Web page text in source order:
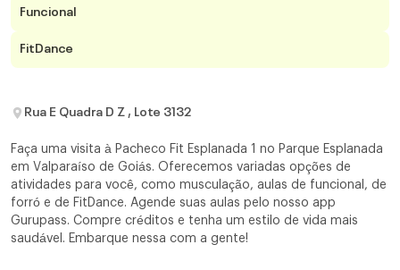
Funcional
FitDance
Rua E Quadra D Z , Lote 3132
Faça uma visita à Pacheco Fit Esplanada 1 no Parque Esplanada
em Valparaíso de Goiás. Oferecemos variadas opções de
atividades para você, como musculação, aulas de funcional, de
forró e de FitDance. Agende suas aulas pelo nosso app
Gurupass. Compre créditos e tenha um estilo de vida mais
saudável. Embarque nessa com a gente!